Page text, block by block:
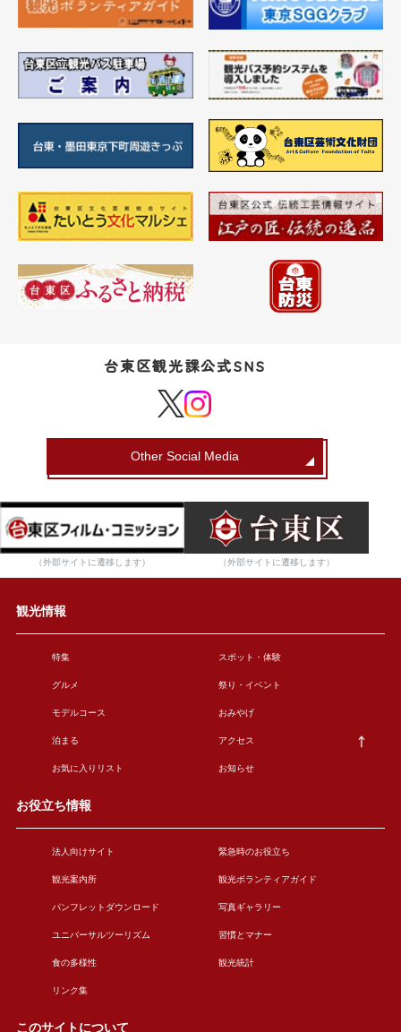
台東区観光課公式SNS
Other Social Media
（外部サイトに遷移します） （外部サイトに遷移します）
観光情報
特集 スポット・体験
グルメ 祭り・イベント
モデルコース おみやげ
泊まる アクセス
お気に入りリスト お知らせ
お役立ち情報
法人向けサイト 緊急時のお役立ち
観光案内所 観光ボランティアガイド
パンフレットダウンロード 写真ギャラリー
ユニバーサルツーリズム 習慣とマナー
食の多様性 観光統計
リンク集
このサイトについて